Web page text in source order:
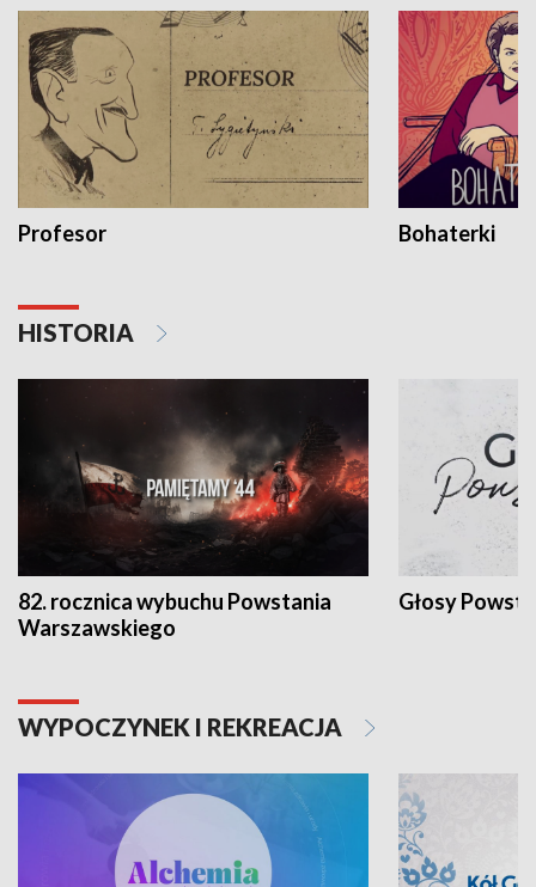
Profesor Bohaterki
HISTORIA
82. rocznica wybuchu Powstania
Warszawskiego
Głosy
WYPOCZYNEK I REKREACJA